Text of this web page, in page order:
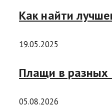
Как найти
19.05.2025
Плащи в разных
05.08.2026